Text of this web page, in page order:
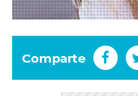
Comparte